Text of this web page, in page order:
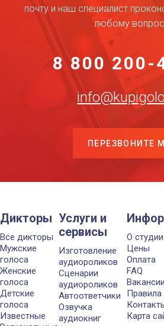
почту и наш специалист
любому
8 800 200-
ПЕРЕЗВОНИТЕ
Дикторы
Все дикторы
Мужские
голоса
Женские
голоса
Детские
голоса
Известные
Услуги и
сервисы
Изготовление
аудиороликов
Сценарии
аудиороликов
Автоответчики
Озвучка
аудиокниг
О студии
Цены
Оплата
FAQ
Вакансии
Правила
Карта